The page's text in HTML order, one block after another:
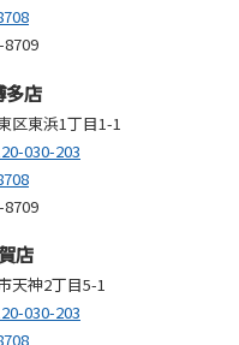
8709
多店
区東浜1丁目1-1
030-203
8709
店
天神2丁目5-1
030-203